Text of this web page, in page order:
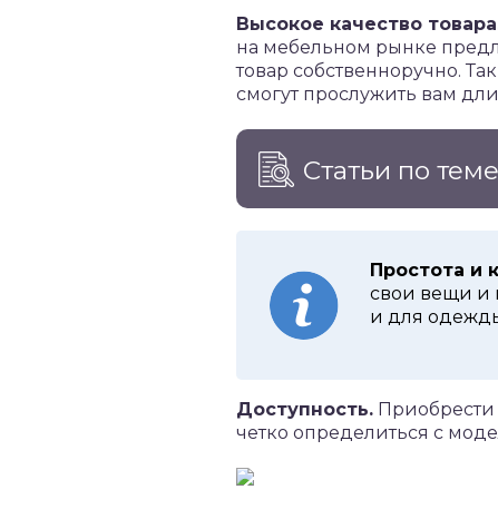
Высокое качество
на мебельном рынке
товар собственноручно.
смогут прослужить вам
Статьи по теме
Простота и
свои вещи и
и для
Доступность.
четко определиться с